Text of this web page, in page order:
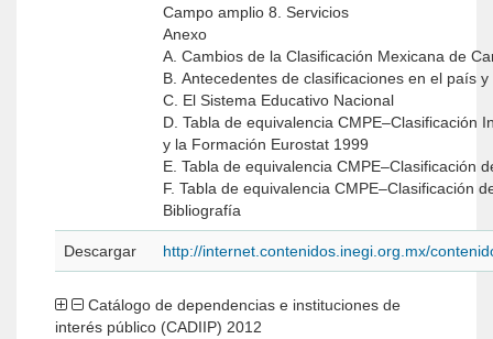
Campo amplio 8. Servicios
Anexo
A. Cambios de la Clasificación Mexicana de
B. Antecedentes de clasificaciones en el país
C. El Sistema Educativo Nacional
D. Tabla de equivalencia CMPE–Clasificación
y la Formación Eurostat 1999
E. Tabla de equivalencia CMPE–Clasificación
F. Tabla de equivalencia CMPE–Clasificación
Bibliografía
Descargar http://internet.contenidos.inegi.org.mx/
interés público (CADIIP) 2012